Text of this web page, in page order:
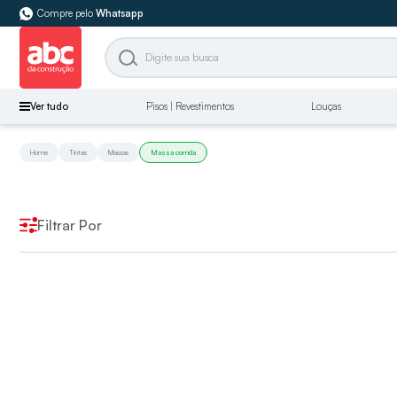
Compre pelo Whatsapp
Ver tudo Pisos | Revestimentos Louças
Home Tintas Massas Massa corrida
Filtrar Por